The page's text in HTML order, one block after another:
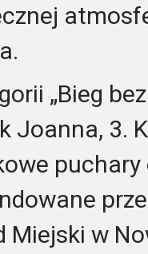
„Bieg
Joanna, 3.
puchary
Miejski w